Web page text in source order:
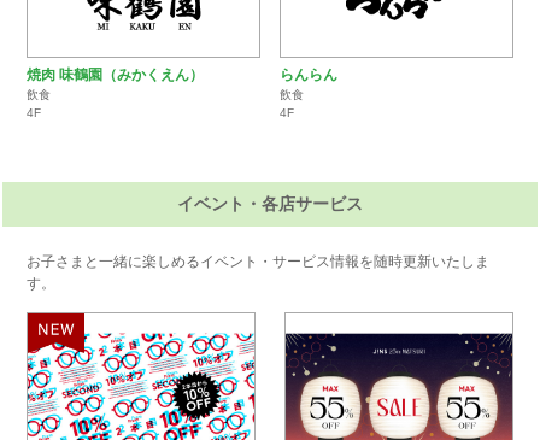
焼肉 味鶴園（みかくえん）
飲食
4F
らんらん
飲食
4F
イベント・各店サービス
お子さまと一緒に楽しめるイベント・サービス情報を随時更新いたしま
す。